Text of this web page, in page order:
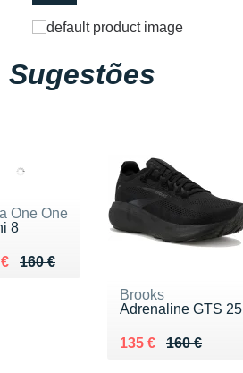
Sugestões
One One
8
160 €
de 160 €
116 €
Brooks
Adrenaline GTS 25
160 €
Au lieu de 160 €
135 €
Vendu 135 €